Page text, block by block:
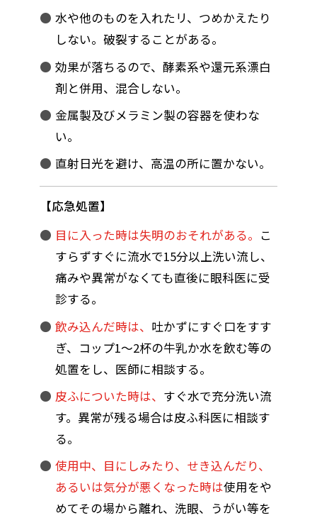
水や他のものを入れたリ、つめかえたり
しない。破裂することがある。
効果が落ちるので、酵素系や還元系漂白
剤と併用、混合しない。
金属製及びメラミン製の容器を使わな
い。
直射日光を避け、高温の所に置かない。
応急処置
目に入った時は失明のおそれがある。 こ
すらずすぐに流水で15分以上洗い流し、
痛みや異常がなくても直後に眼科医に受
診する。
飲み込んだ時は、 吐かずにすぐ口をすす
ぎ、コップ1～2杯の牛乳か水を飲む等の
処置をし、医師に相談する。
皮ふについた時は、 すぐ水で充分洗い流
す。異常が残る場合は皮ふ科医に相談す
る。
使用中、目にしみたり、せき込んだり、
あるいは気分が悪くなった時は使用をや
めてその場から離れ、洗眼、うがい等を